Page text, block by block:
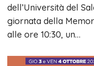
dell’Università del
giornata della
alle ore 10:30, un…